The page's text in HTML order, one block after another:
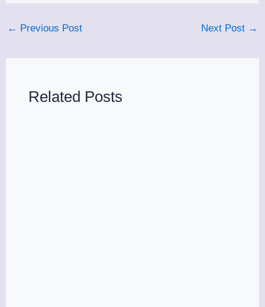
← Previous Post Next Post →
Related Posts